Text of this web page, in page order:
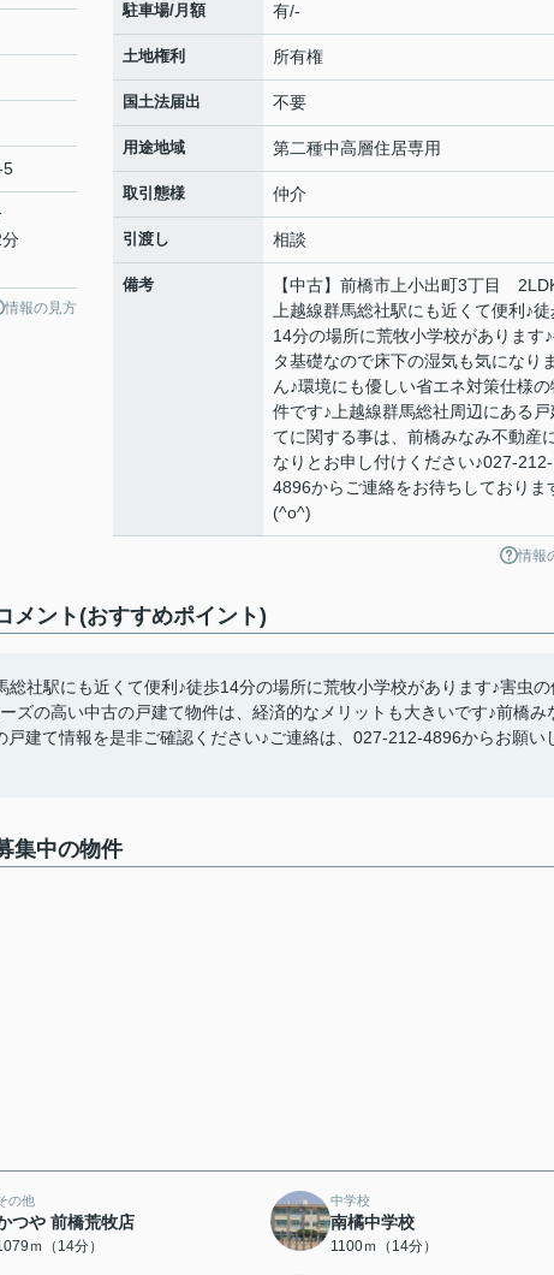
5
分
情報の見方
駐車場/月額 有/-
土地権利 所有権
国土法届出 不要
用途地域 第二種中高層住居専用
取引態様 仲介
引渡し 相談
備考
【中古】前橋市上小出町3丁目
上越線群馬総社駅にも近くて便利♪徒
14分の場所に荒牧小学校があります
タ基礎なので床下の湿気も気になり
ん♪環境にも優しい省エネ対策仕様の
件です♪上越線群馬総社周辺にある戸
てに関する事は、前橋みなみ不動産
なりとお申し付けください♪027-212-
4896からご連絡をお待ちしておりま
(^o^)
情報
メント(おすすめポイント)
社駅にも近くて便利♪徒歩14分の場所に荒牧小学校があります♪害虫の
ズの高い中古の戸建て物件は、経済的なメリットも大きいです♪前橋み
建て情報を是非ご確認ください♪ご連絡は、027-212-4896からお願い
集中の物件
の他
つや 前橋荒牧店
ｍ（14分）
中学校
南橘中学校
1100ｍ（14分）